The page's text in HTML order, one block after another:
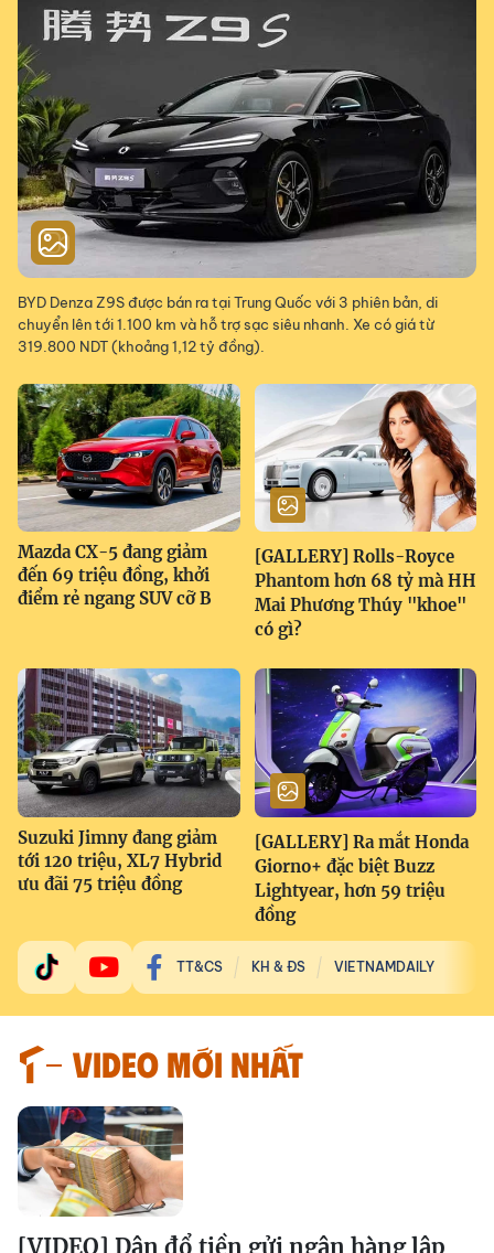
BYD Denza Z9S được bán ra tại Trung Quốc với 3 phiên bản, di
chuyển lên tới 1.100 km và hỗ trợ sạc siêu nhanh. Xe có giá từ
319.800 NDT (khoảng 1,12 tỷ đồng).
Mazda CX-5 đang giảm
đến 69 triệu đồng, khởi
điểm rẻ ngang SUV cỡ B
[GALLERY] Rolls-Royce
Phantom hơn 68 tỷ mà HH
Mai Phương Thúy "khoe"
có gì?
Suzuki Jimny đang giảm
tới 120 triệu, XL7 Hybrid
ưu đãi 75 triệu đồng
[GALLERY] Ra mắt Honda
Giorno+ đặc biệt Buzz
Lightyear, hơn 59 triệu
đồng
TT&CS KH & ĐS VIETNAMDAILY
VIDEO MỚI NHẤT
[VIDEO] Dân đổ tiền gửi ngân hàng lập